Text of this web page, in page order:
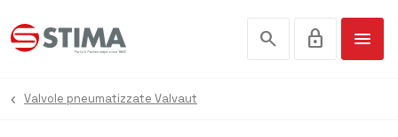
search lock menu
Valvole pneumatizzate Valvaut